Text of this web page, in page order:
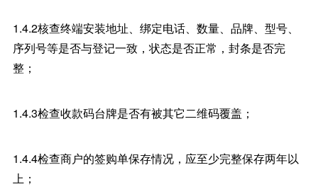
1.4.2核查终端安装地址、绑定电话、数量、品牌、型号、
序列号等是否与登记一致，状态是否正常，封条是否完
整；
1.4.3检查收款码台牌是否有被其它二维码覆盖；
1.4.4检查商户的签购单保存情况，应至少完整保存两年以
上；